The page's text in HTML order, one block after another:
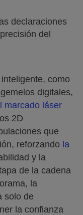
declaraciones
del
como
digitales,
marcado láser
2D
que
reforzando la
y la
de la cadena
la
solo de
la confianza